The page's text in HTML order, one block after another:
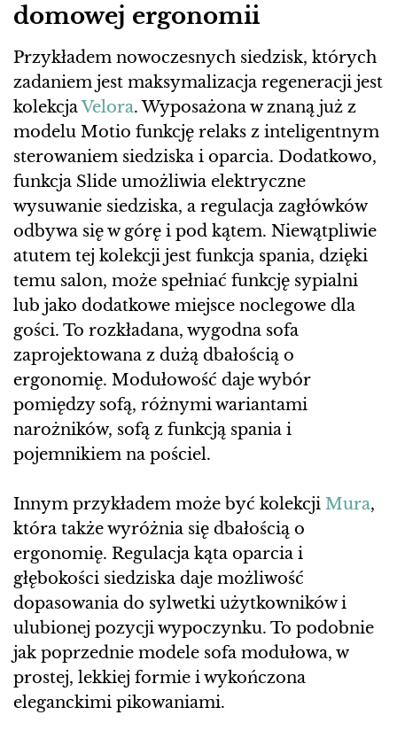
domowej ergonomii
Przykładem nowoczesnych siedzisk, których
zadaniem jest maksymalizacja regeneracji jest
kolekcjaVelora. Wyposażona w znaną już z
modelu Motio funkcję relaks z inteligentnym
sterowaniem siedziska i oparcia. Dodatkowo,
funkcja Slide umożliwia elektryczne
wysuwanie siedziska, a regulacja zagłówków
odbywa się w górę i pod kątem. Niewątpliwie
atutem tej kolekcji jest funkcja spania, dzięki
temu salon, może spełniać funkcję sypialni
lub jako dodatkowe miejsce noclegowe dla
gości. To rozkładana, wygodna sofa
zaprojektowana z dużą dbałością o
ergonomię. Modułowość daje wybór
pomiędzy sofą, różnymi wariantami
narożników, sofą z funkcją spania i
pojemnikiem na pościel.
Innym przykładem może być kolekcji Mura,
która także wyróżnia się dbałością o
ergonomię. Regulacja kąta oparcia i
głębokości siedziska daje możliwość
dopasowania do sylwetki użytkowników i
ulubionej pozycji wypoczynku. To podobnie
jak poprzednie modele sofa modułowa, w
prostej, lekkiej formie i wykończona
eleganckimi pikowaniami.